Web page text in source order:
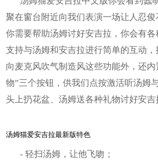
聚在窗台附近向我们表演一场让人忍
你需要帮助汤姆讨好安吉拉，你会有各
支持与汤姆和安吉拉进行简单的互动，
向麦克风吹气制造风这些功能外，还内
物”三个按钮，供我们点按激活听汤姆
头上扔花盆、汤姆送各种礼物讨好安吉
汤姆猫爱安吉拉最新版特色
- 轻扫汤姆，让他飞吻；